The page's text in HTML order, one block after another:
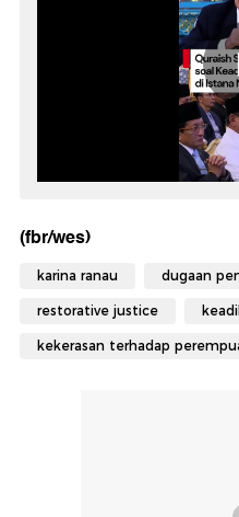
(fbr/wes)
karina ranau dugaan
restorative justice
kekerasan terhadap